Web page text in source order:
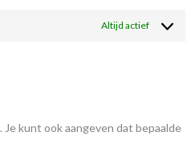
Altijd actief
kunt ook aangeven dat bepaalde